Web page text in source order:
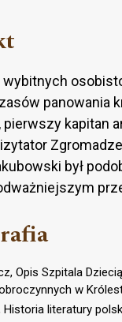
panowania
kapitan
był
Opis Szpitala
w
Historia literatury